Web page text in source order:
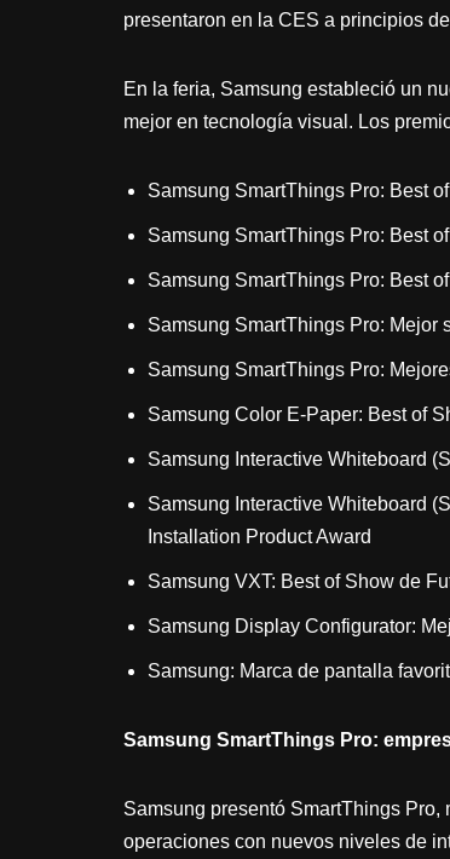
presentaron en la CES a principios
En la feria, Samsung estableció un
mejor en tecnología visual. Los
Samsung SmartThings Pro: Best
Samsung SmartThings Pro: Best
Samsung SmartThings Pro: Best
Samsung SmartThings Pro: Mejor
Samsung SmartThings Pro:
Samsung Color E-Paper: Best of
Samsung Interactive Whiteboard
Samsung Interactive Whiteboard
Installation Product Award
Samsung VXT: Best of Show de
Samsung Display Configurator:
Samsung: Marca de pantalla
Samsung SmartThings Pro:
Samsung presentó SmartThings
operaciones con nuevos niveles de